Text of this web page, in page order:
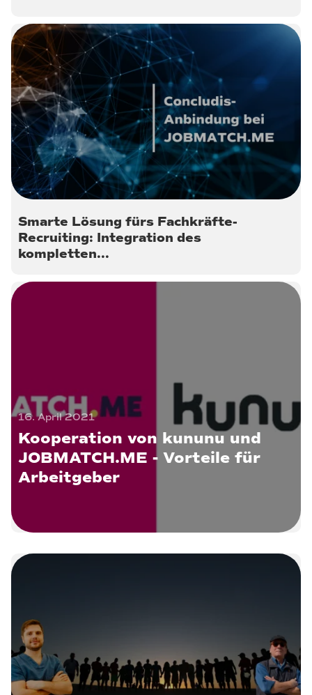
6. Oktober 2023
Smarte Lösung fürs Fachkräfte-
Recruiting: Integration des
kompletten...
16. April 2021
Kooperation von kununu und
JOBMATCH.ME - Vorteile für
Arbeitgeber
9. April 2020